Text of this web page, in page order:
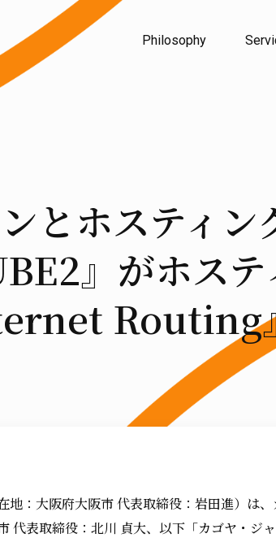
Philosophy
とホスティン
』がホス
Routing
地：大阪府大阪市 代表取締役：岩田進）は
代表取締役：北川 貞大、以下「カゴヤ・ジ